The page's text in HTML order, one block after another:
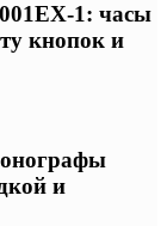
1: часы
кнопок и
и